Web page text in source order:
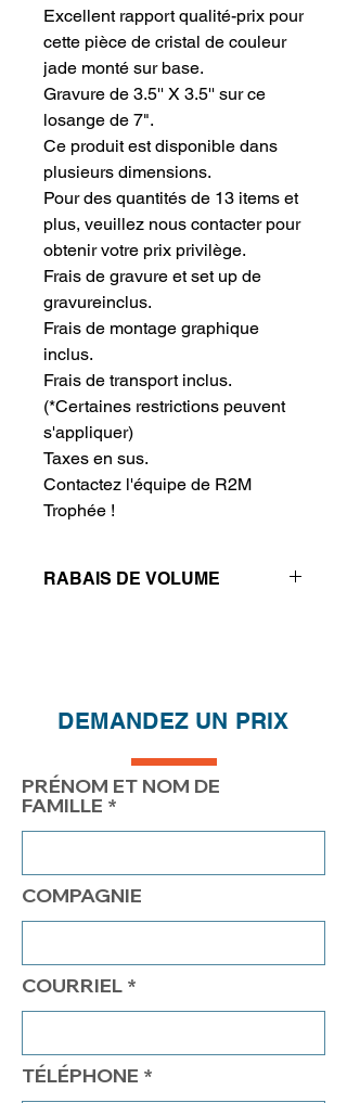
Excellent rapport qualité-prix pour
cette pièce de cristal de couleur
jade monté sur base.
Gravure de 3.5'' X 3.5'' sur ce
losange de 7".
Ce produit est disponible dans
plusieurs dimensions.
Pour des quantités de 13 items et
plus, veuillez nous contacter pour
obtenir votre prix privilège.
Frais de gravure et set up de
gravureinclus.
Frais de montage graphique
inclus.
Frais de transport inclus.
(*Certaines restrictions peuvent
s'appliquer)
Taxes en sus.
Contactez l'équipe de R2M
Trophée !
RABAIS DE VOLUME
PRIX 158.00$ 108.00$ 83.00$
DEMANDEZ UN PRIX
PRÉNOM ET NOM DE
FAMILLE
COMPAGNIE
COURRIEL
TÉLÉPHONE